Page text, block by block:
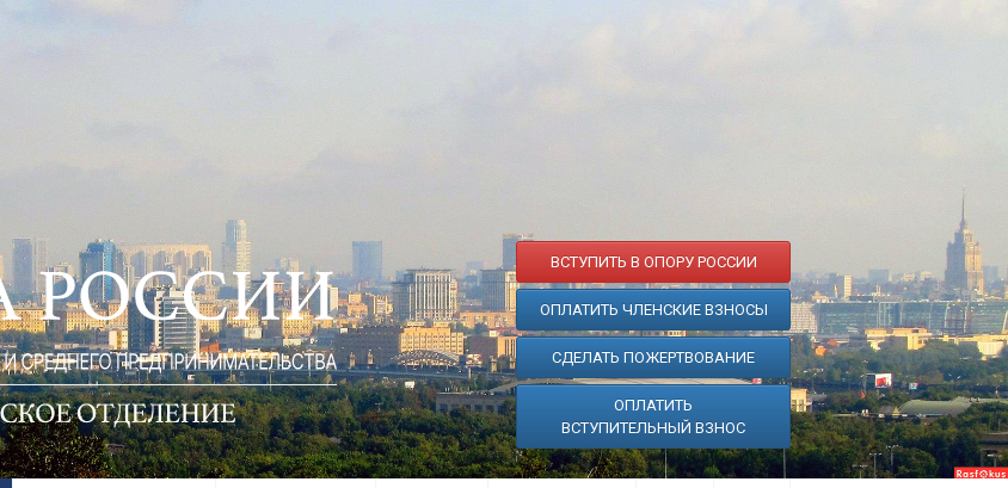
ВСТУПИТЬ В ОПОРУ РОССИИ
ОПЛАТИТЬ ЧЛЕНСКИЕ ВЗНОСЫ
СДЕЛАТЬ ПОЖЕРТВОВАНИЕ
ОПЛАТИТЬ
ВСТУПИТЕЛЬНЫЙ ВЗНОС